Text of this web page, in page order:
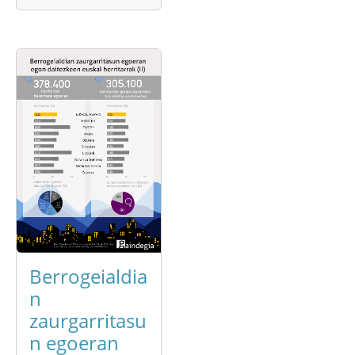
Berrogeialdia
n
zaurgarritasu
n egoeran